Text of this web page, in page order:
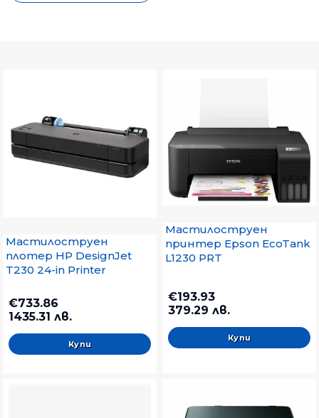
Мастилоструен
плотер HP DesignJet
T230 24-in Printer
€733.86
1435.31 лв.
Мастилоструен
принтер Epson EcoTank
L1230 PRT
€193.93
379.29 лв.